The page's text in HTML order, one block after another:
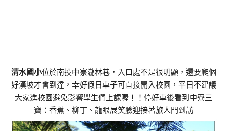
清水國小位於南投中寮瀧林巷，入口處不是很明顯，還要爬個
好漢坡才會到達，幸好假日車子可直接開入校園，平日不建議
大家進校園避免影響學生們上課喔！！停好車後看到中寮三
寶：香蕉、柳丁、龍眼展笑臉迎接著旅人門到訪